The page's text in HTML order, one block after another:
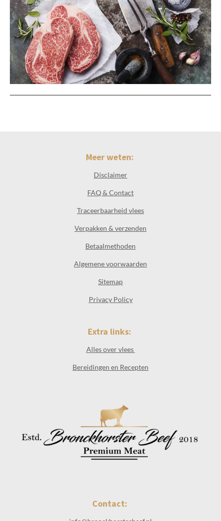
Meer weten:
Disclaimer
FAQ & Contact
Traceerbaarheid vlees
Verpakken & verzenden
Betaalmethoden
Algemene voorwaarden
Sitemap
Privacy Policy
Extra links:
Alles over vlees
Bereidingen en Recepten
Contact: